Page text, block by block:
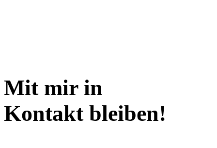
Mit mir in
Kontakt bleiben!